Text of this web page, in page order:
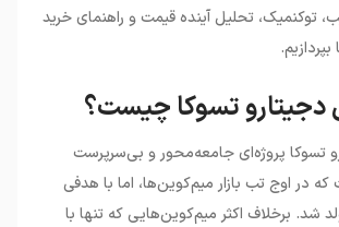
توکنمیک، تحلیل آینده قیمت و راهنمای خرید
.
دجیتارو تسوکا چیست؟
تسوکا پروژه‌ای جامعه‌محور و بی‌سرپرست
در اوج تب بازار میم‌کوین‌ها، اما با هدفی
شد. برخلاف اکثر میم‌کوین‌هایی که تنها با